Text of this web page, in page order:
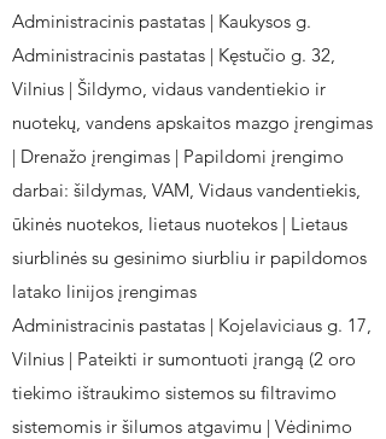
Administracinis pastatas | Kaukysos g.
Administracinis pastatas | Kęstučio g. 32,
Vilnius | Šildymo, vidaus vandentiekio ir
nuotekų, vandens apskaitos mazgo įrengimas
| Drenažo įrengimas | Papildomi įrengimo
darbai: šildymas, VAM, Vidaus vandentiekis,
ūkinės nuotekos, lietaus nuotekos | Lietaus
siurblinės su gesinimo siurbliu ir papildomos
latako linijos įrengimas
Administracinis pastatas | Kojelaviciaus g. 17,
Vilnius | Pateikti ir sumontuoti įrangą (2 oro
tiekimo ištraukimo sistemos su filtravimo
sistemomis ir šilumos atgavimu | Vėdinimo